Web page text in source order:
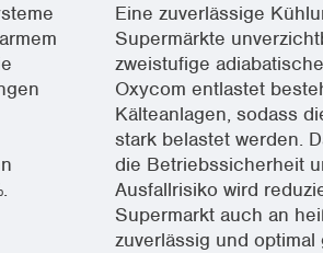
Eine zuverlässige
Supermärkte
zweistufige
Oxycom entlastet
Kälteanlagen, sodass
stark belastet werden.
die Betriebssicherheit
Ausfallrisiko wird
Supermarkt auch an
zuverlässig und optimal